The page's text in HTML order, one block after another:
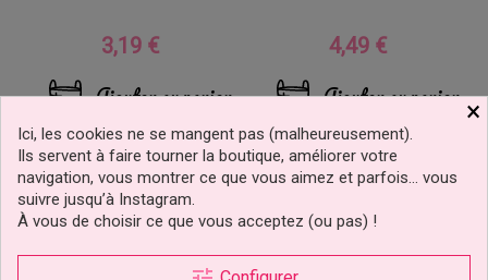
Prix
3,19 €
Ajouter au panier
Prix
4,49 €
Ajouter au panier ×
Ici, les cookies ne se mangent pas (malheureusement).
Ils servent à faire tourner la boutique, améliorer votre
navigation, vous montrer ce que vous aimez et parfois… vous
suivre jusqu’à Instagram.
À vous de choisir ce que vous acceptez (ou pas) !